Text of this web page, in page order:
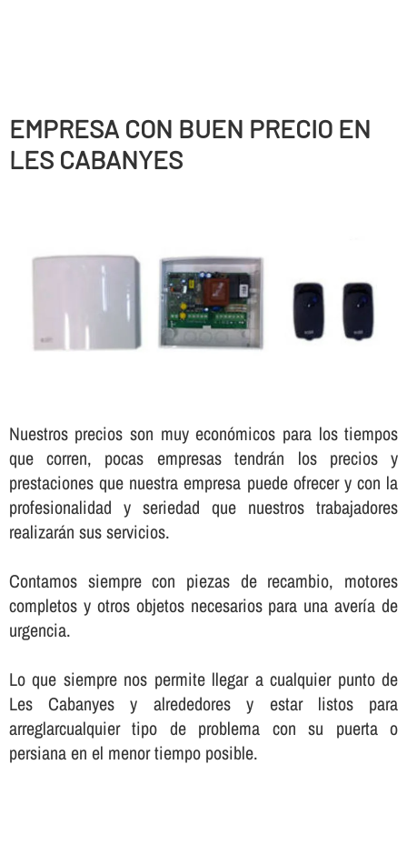
EMPRESA CON BUEN PRECIO EN
LES CABANYES
Nuestros precios son muy económicos para los tiempos
que corren, pocas empresas tendrán los precios y
prestaciones que nuestra empresa puede ofrecer y con la
profesionalidad y seriedad que nuestros trabajadores
realizarán sus servicios.
Contamos siempre con piezas de recambio, motores
completos y otros objetos necesarios para una averí­a de
urgencia.
Lo que siempre nos permite llegar a cualquier punto de
Les Cabanyes y alrededores y estar listos para
arreglarcualquier tipo de problema con su puerta o
persiana en el menor tiempo posible.